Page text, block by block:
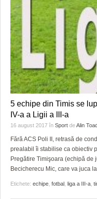
5 echipe din Timis se
IV-a a Ligii a III-a
16 august 2017 în Sport deAlin
Fără ACS Poli II, retrasă de
prealabil îi stabilise ca obiectiv
Pregătire Timişoara (echipă de
Becicherecu Mic, care va juca
Etichete: echipe fotbal liga a III-a